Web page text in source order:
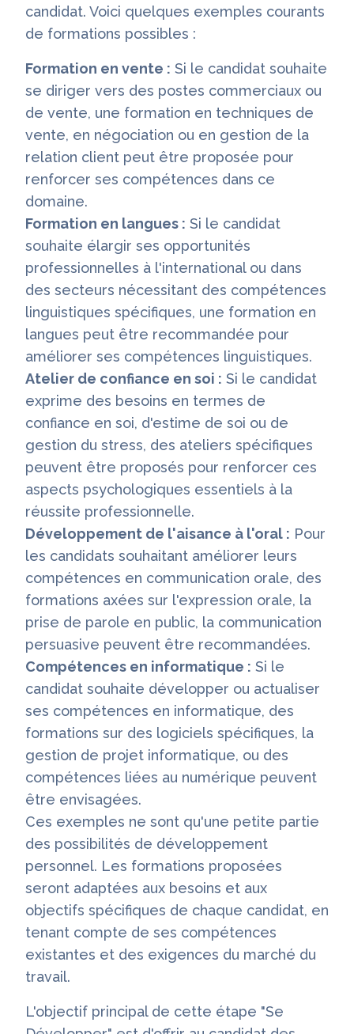
candidat. Voici quelques exemples courants
de formations possibles :
Formation en vente : Si le candidat souhaite
se diriger vers des postes commerciaux ou
de vente, une formation en techniques de
vente, en négociation ou en gestion de la
relation client peut être proposée pour
renforcer ses compétences dans ce
domaine.
Formation en langues : Si le candidat
souhaite élargir ses opportunités
professionnelles à l'international ou dans
des secteurs nécessitant des compétences
linguistiques spécifiques, une formation en
langues peut être recommandée pour
améliorer ses compétences linguistiques.
Atelier de confiance en soi : Si le candidat
exprime des besoins en termes de
confiance en soi, d'estime de soi ou de
gestion du stress, des ateliers spécifiques
peuvent être proposés pour renforcer ces
aspects psychologiques essentiels à la
réussite professionnelle.
Développement de l'aisance à l'oral : Pour
les candidats souhaitant améliorer leurs
compétences en communication orale, des
formations axées sur l'expression orale, la
prise de parole en public, la communication
persuasive peuvent être recommandées.
Compétences en informatique : Si le
candidat souhaite développer ou actualiser
ses compétences en informatique, des
formations sur des logiciels spécifiques, la
gestion de projet informatique, ou des
compétences liées au numérique peuvent
être envisagées.
Ces exemples ne sont qu'une petite partie
des possibilités de développement
personnel. Les formations proposées
seront adaptées aux besoins et aux
objectifs spécifiques de chaque candidat, en
tenant compte de ses compétences
existantes et des exigences du marché du
travail.
L'objectif principal de cette étape "Se